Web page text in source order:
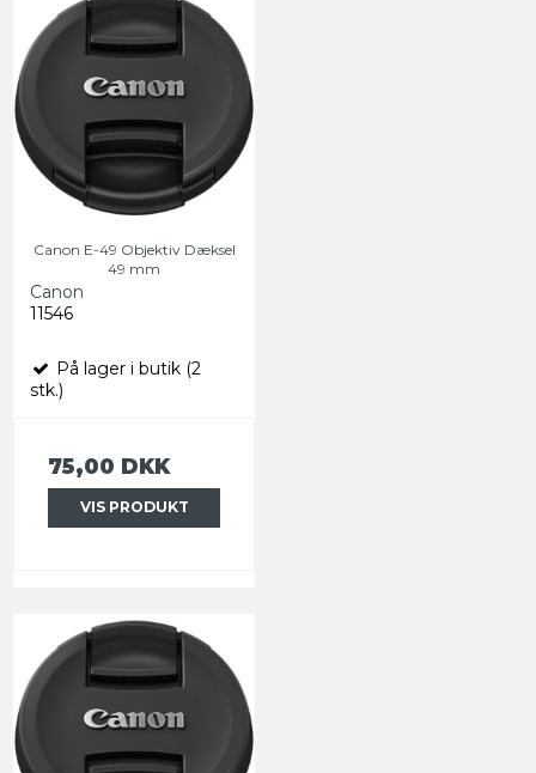
Canon E-49 Objektiv Dæksel
49 mm
Canon
11546
På lager i butik (2
stk.)
75,00 DKK
VIS PRODUKT